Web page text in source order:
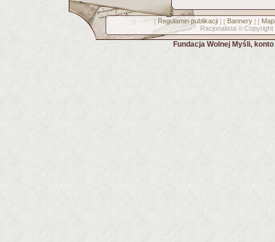
[ Regulamin publikacji] [ Bannery] [
Racjonalista © Copyright
Fundacja Wolnej Myśli,